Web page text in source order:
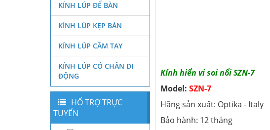
Kính hiển vi soi nổi SZN-7
Model:SZN-7
Hãng sản xuất: Optika - Italy
Bảo hành: 12 tháng
KÍNH LÚP ĐỂ BÀN
KÍNH LÚP KẸP BÀN
KÍNH LÚP CẦM TAY
KÍNH LÚP CÓ CHÂN DI
ĐỘNG
HỔ TRỢ TRỰC
TUYẾN